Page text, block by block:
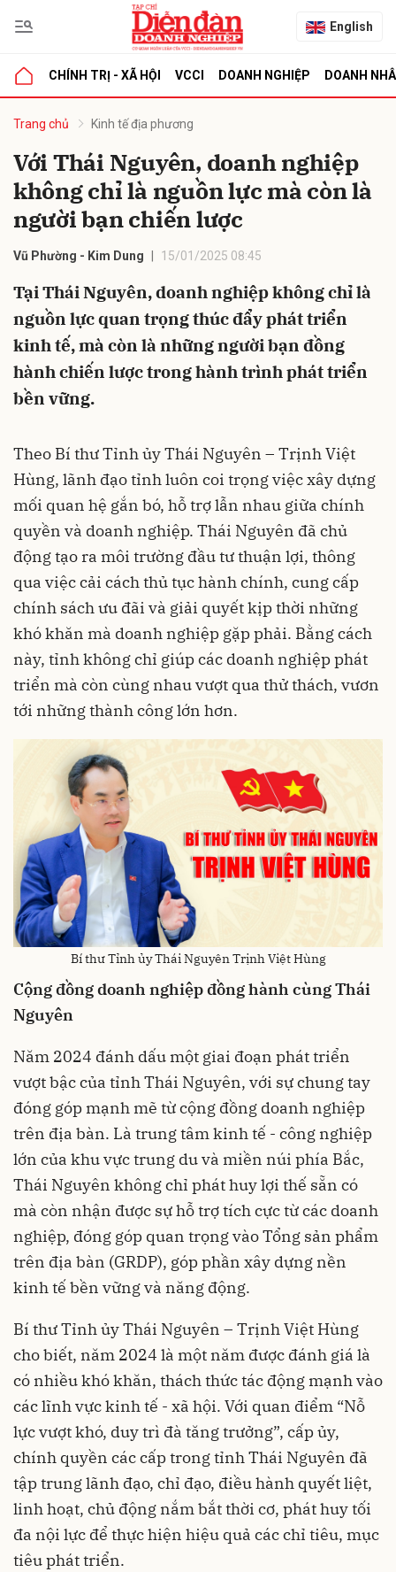
English
CHÍNH TRỊ - XÃ HỘI VCCI DOANH NGHIỆP DOANH
Trang chủ Kinh tế địa phương
Với Thái Nguyên, doanh nghiệp
không chỉ là nguồn lực mà còn là
người bạn chiến lược
Vũ Phường - Kim Dung 15/01/2025 08:45
Tại Thái Nguyên, doanh nghiệp không chỉ là
nguồn lực quan trọng thúc đẩy phát triển
kinh tế, mà còn là những người bạn đồng
hành chiến lược trong hành trình phát triển
bền vững.
Theo Bí thư Tỉnh ủy Thái Nguyên – Trịnh Việt
Hùng, lãnh đạo tỉnh luôn coi trọng việc xây dựng
mối quan hệ gắn bó, hỗ trợ lẫn nhau giữa chính
quyền và doanh nghiệp. Thái Nguyên đã chủ
động tạo ra môi trường đầu tư thuận lợi, thông
qua việc cải cách thủ tục hành chính, cung cấp
chính sách ưu đãi và giải quyết kịp thời những
khó khăn mà doanh nghiệp gặp phải. Bằng cách
này, tỉnh không chỉ giúp các doanh nghiệp phát
triển mà còn cùng nhau vượt qua thử thách, vươn
tới những thành công lớn hơn.
Bí thư Tỉnh ủy Thái Nguyên Trịnh Việt Hùng
Cộng đồng doanh nghiệp đồng hành cùng Thái
Nguyên
Năm 2024 đánh dấu một giai đoạn phát triển
vượt bậc của tỉnh Thái Nguyên, với sự chung tay
đóng góp mạnh mẽ từ cộng đồng doanh nghiệp
trên địa bàn. Là trung tâm kinh tế - công nghiệp
lớn của khu vực trung du và miền núi phía Bắc,
Thái Nguyên không chỉ phát huy lợi thế sẵn có
mà còn nhận được sự hỗ trợ tích cực từ các doanh
nghiệp, đóng góp quan trọng vào Tổng sản phẩm
trên địa bàn (GRDP), góp phần xây dựng nền
kinh tế bền vững và năng động.
Bí thư Tỉnh ủy Thái Nguyên – Trịnh Việt Hùng
cho biết, năm 2024 là một năm được đánh giá là
có nhiều khó khăn, thách thức tác động mạnh vào
các lĩnh vực kinh tế - xã hội. Với quan điểm “Nỗ
lực vượt khó, duy trì đà tăng trưởng”, cấp ủy,
chính quyền các cấp trong tỉnh Thái Nguyên đã
tập trung lãnh đạo, chỉ đạo, điều hành quyết liệt,
linh hoạt, chủ động nắm bắt thời cơ, phát huy tối
đa nội lực để thực hiện hiệu quả các chỉ tiêu, mục
tiêu phát triển.
luận
Hủy